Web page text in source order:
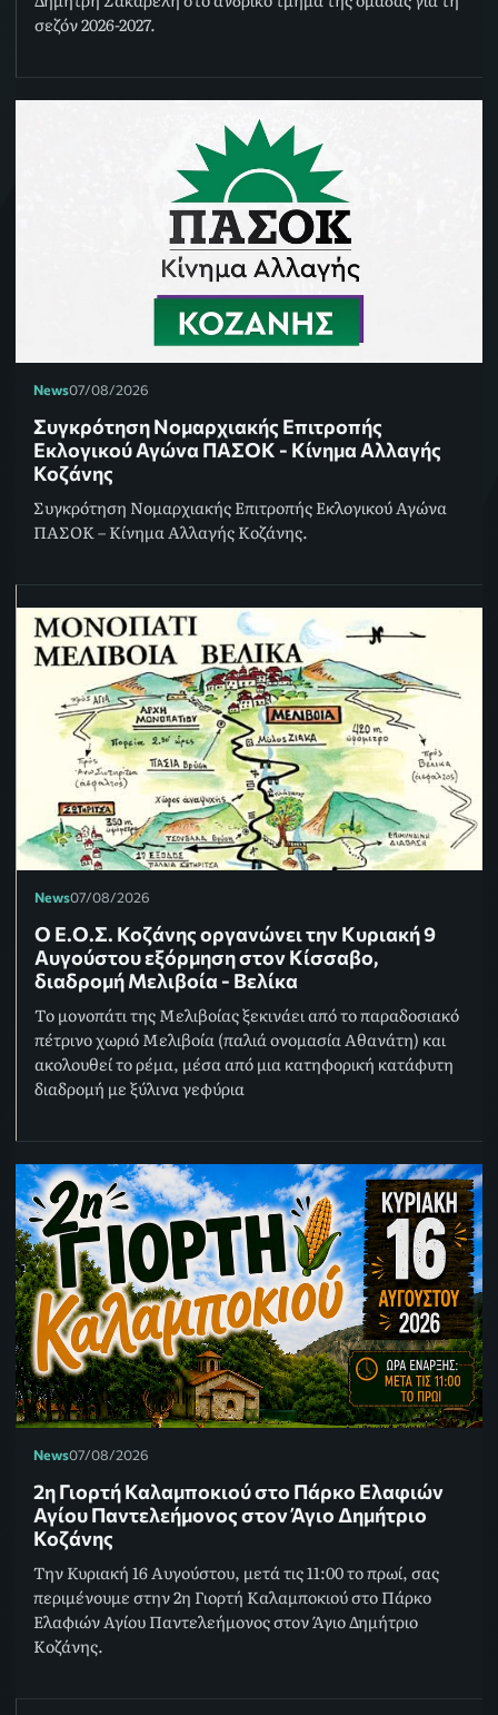
σεζόν 2026-2027.
News07/08/2026
Συγκρότηση Νομαρχιακής Επιτροπής
Εκλογικού Αγώνα ΠΑΣΟΚ - Κίνημα Αλλαγής
Κοζάνης
Συγκρότηση Νομαρχιακής Επιτροπής Εκλογικού Αγώνα
ΠΑΣΟΚ – Κίνημα Αλλαγής Κοζάνης.
News07/08/2026
Ο Ε.Ο.Σ. Κοζάνης οργανώνει την Κυριακή 9
Αυγούστου εξόρμηση στον Κίσσαβο,
διαδρομή Μελιβοία - Βελίκα
Το μονοπάτι της Μελιβοίας ξεκινάει από το παραδοσιακό
πέτρινο χωριό Μελιβοία (παλιά ονομασία Αθανάτη) και
ακολουθεί το ρέμα, μέσα από μια κατηφορική κατάφυτη
διαδρομή με ξύλινα γεφύρια
News07/08/2026
2η Γιορτή Καλαμποκιού στο Πάρκο Ελαφιών
Αγίου Παντελεήμονος στον Άγιο Δημήτριο
Κοζάνης
Την Κυριακή 16 Αυγούστου, μετά τις 11:00 το πρωί, σας
περιμένουμε στην 2η Γιορτή Καλαμποκιού στο Πάρκο
Ελαφιών Αγίου Παντελεήμονος στον Άγιο Δημήτριο
Κοζάνης.